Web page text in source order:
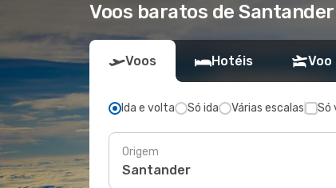
Voos baratos de
Voos Hotéis Voo
Ida e volta Só ida Várias escalas Só
Origem